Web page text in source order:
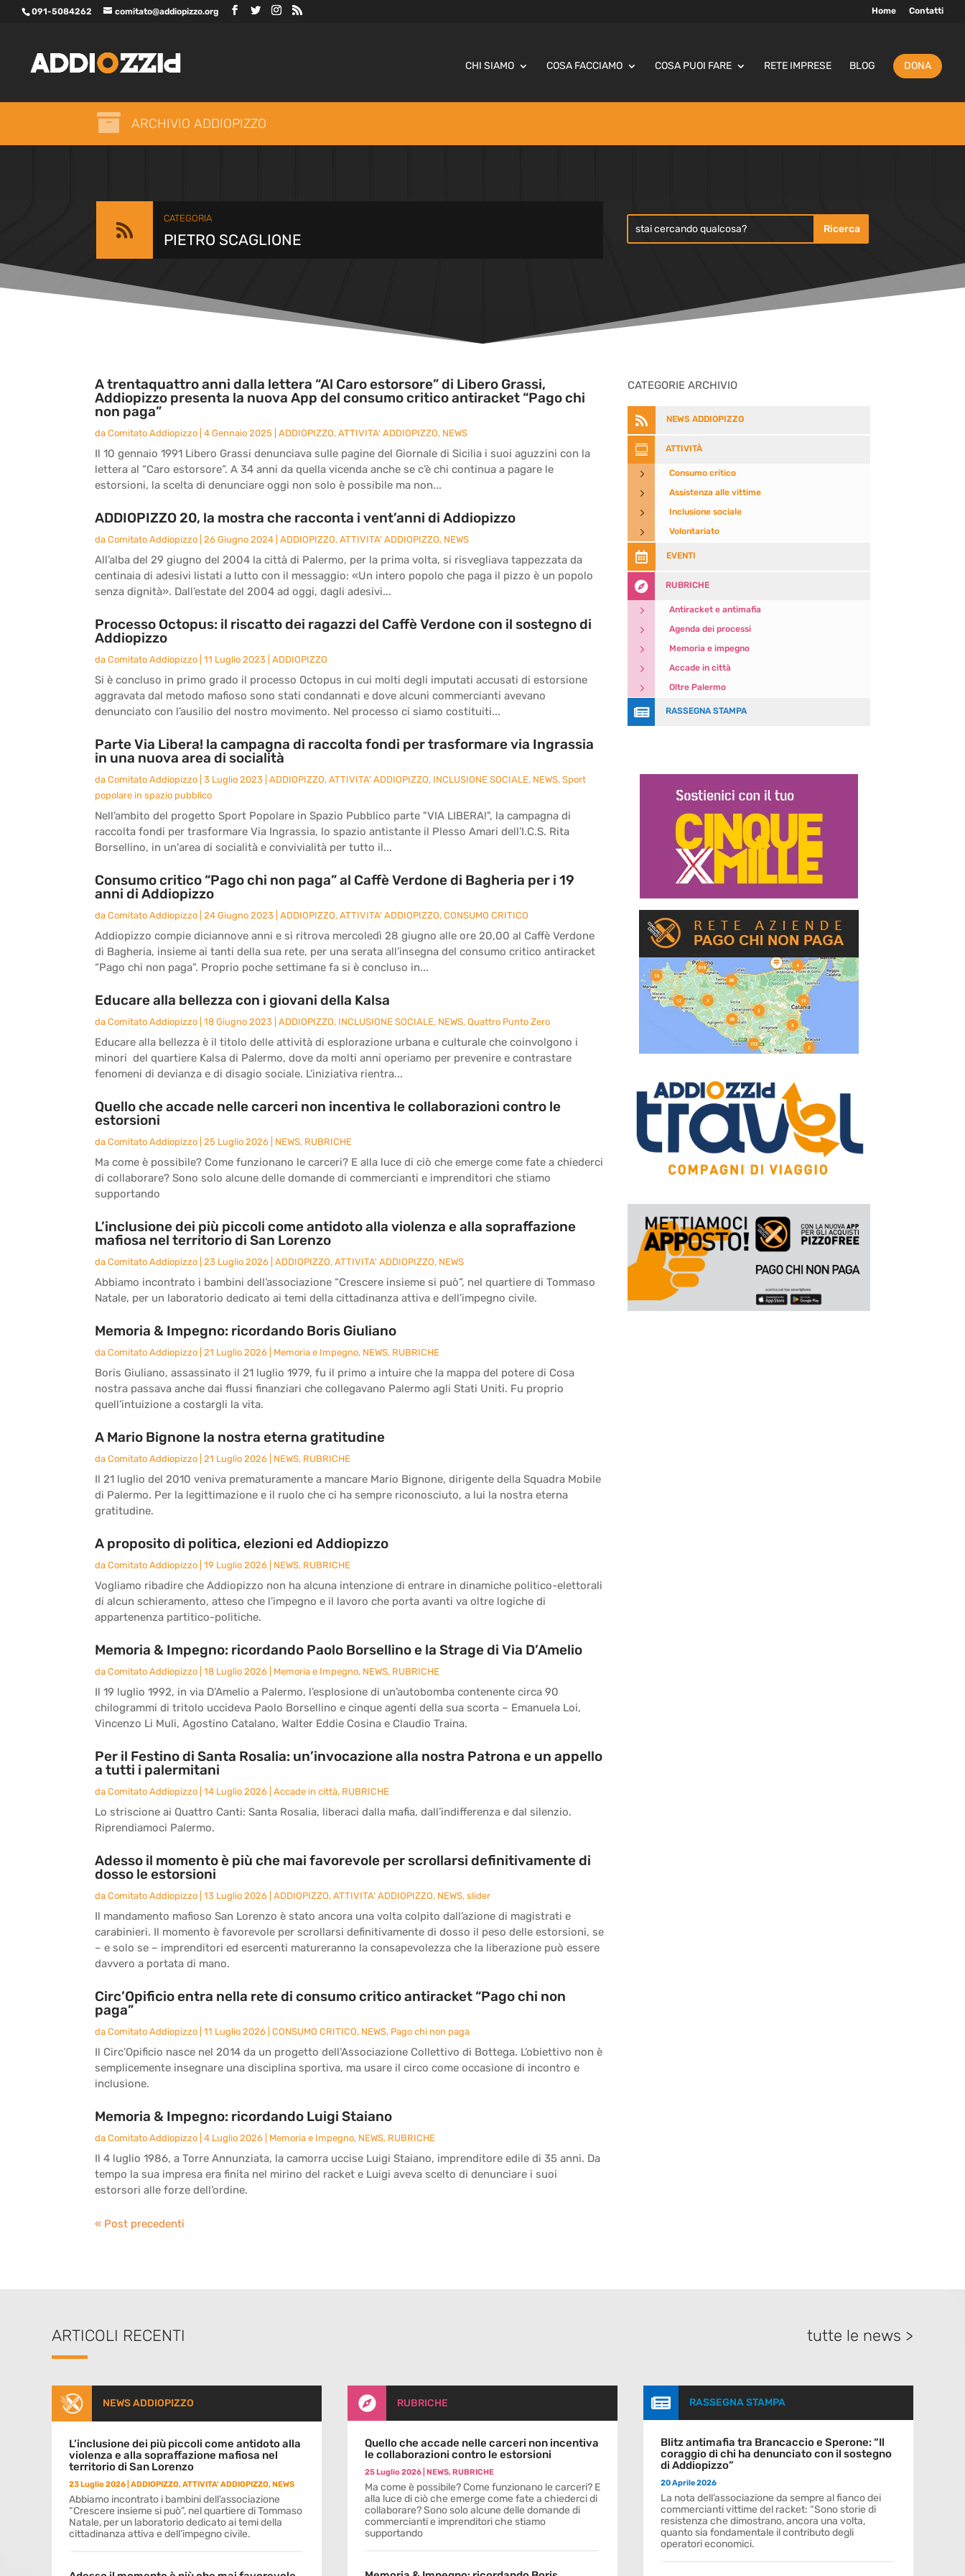
091-5084262 comitato@addiopizzo.org Home Contatti
CHI SIAMO COSA FACCIAMO COSA PUOI FARE RETE IMPRESE BLOG DONA
 ARCHIVIO ADDIOPIZZO

CATEGORIA
PIETRO SCAGLIONE
A trentaquattro anni dalla lettera “Al Caro estorsore” di Libero Grassi,
Addiopizzo presenta la nuova App del consumo critico antiracket “Pago chi
non paga”
da Comitato Addiopizzo 4 Gennaio 2025 ADDIOPIZZO, ATTIVITA' ADDIOPIZZO, NEWS
Il 10 gennaio 1991 Libero Grassi denunciava sulle pagine del Giornale di Sicilia i suoi aguzzini con la
lettera al “Caro estorsore”. A 34 anni da quella vicenda anche se c’è chi continua a pagare le
estorsioni, la scelta di denunciare oggi non solo è possibile ma non...
ADDIOPIZZO 20, la mostra che racconta i vent’anni di Addiopizzo
da Comitato Addiopizzo 26 Giugno 2024 ADDIOPIZZO, ATTIVITA' ADDIOPIZZO, NEWS
All’alba del 29 giugno del 2004 la città di Palermo, per la prima volta, si risvegliava tappezzata da
centinaia di adesivi listati a lutto con il messaggio: «Un intero popolo che paga il pizzo è un popolo
senza dignità». Dall’estate del 2004 ad oggi, dagli adesivi...
Processo Octopus: il riscatto dei ragazzi del Caffè Verdone con il sostegno di
Addiopizzo
da Comitato Addiopizzo 11 Luglio 2023 ADDIOPIZZO
Si è concluso in primo grado il processo Octopus in cui molti degli imputati accusati di estorsione
aggravata dal metodo mafioso sono stati condannati e dove alcuni commercianti avevano
denunciato con l’ausilio del nostro movimento. Nel processo ci siamo costituiti...
Parte Via Libera! la campagna di raccolta fondi per trasformare via Ingrassia
in una nuova area di socialità
da Comitato Addiopizzo 3 Luglio 2023 ADDIOPIZZO, ATTIVITA' ADDIOPIZZO, INCLUSIONE SOCIALE, NEWS, Sport
popolare in spazio pubblico
Nell’ambito del progetto Sport Popolare in Spazio Pubblico parte "VIA LIBERA!", la campagna di
raccolta fondi per trasformare Via Ingrassia, lo spazio antistante il Plesso Amari dell’I.C.S. Rita
Borsellino, in un'area di socialità e convivialità per tutto il...
Consumo critico “Pago chi non paga” al Caffè Verdone di Bagheria per i 19
anni di Addiopizzo
da Comitato Addiopizzo 24 Giugno 2023 ADDIOPIZZO, ATTIVITA' ADDIOPIZZO, CONSUMO CRITICO
Addiopizzo compie diciannove anni e si ritrova mercoledì 28 giugno alle ore 20,00 al Caffè Verdone
di Bagheria, insieme ai tanti della sua rete, per una serata all’insegna del consumo critico antiracket
“Pago chi non paga”. Proprio poche settimane fa si è concluso in...
Educare alla bellezza con i giovani della Kalsa
da Comitato Addiopizzo 18 Giugno 2023 ADDIOPIZZO, INCLUSIONE SOCIALE, NEWS, Quattro Punto Zero
Educare alla bellezza è il titolo delle attività di esplorazione urbana e culturale che coinvolgono i
minori del quartiere Kalsa di Palermo, dove da molti anni operiamo per prevenire e contrastare
fenomeni di devianza e di disagio sociale. L’iniziativa rientra...
Quello che accade nelle carceri non incentiva le collaborazioni contro le
estorsioni
da Comitato Addiopizzo 25 Luglio 2026 NEWS, RUBRICHE
Ma come è possibile? Come funzionano le carceri? E alla luce di ciò che emerge come fate a chiederci
di collaborare? Sono solo alcune delle domande di commercianti e imprenditori che stiamo
supportando
L’inclusione dei più piccoli come antidoto alla violenza e alla sopraffazione
mafiosa nel territorio di San Lorenzo
da Comitato Addiopizzo 23 Luglio 2026 ADDIOPIZZO, ATTIVITA' ADDIOPIZZO, NEWS
Abbiamo incontrato i bambini dell’associazione “Crescere insieme si può”, nel quartiere di Tommaso
Natale, per un laboratorio dedicato ai temi della cittadinanza attiva e dell’impegno civile.
Memoria & Impegno: ricordando Boris Giuliano
da Comitato Addiopizzo 21 Luglio 2026 Memoria e Impegno, NEWS, RUBRICHE
Boris Giuliano, assassinato il 21 luglio 1979, fu il primo a intuire che la mappa del potere di Cosa
nostra passava anche dai flussi finanziari che collegavano Palermo agli Stati Uniti. Fu proprio
quell’intuizione a costargli la vita.
A Mario Bignone la nostra eterna gratitudine
da Comitato Addiopizzo 21 Luglio 2026 NEWS, RUBRICHE
Il 21 luglio del 2010 veniva prematuramente a mancare Mario Bignone, dirigente della Squadra Mobile
di Palermo. Per la legittimazione e il ruolo che ci ha sempre riconosciuto, a lui la nostra eterna
gratitudine.
A proposito di politica, elezioni ed Addiopizzo
da Comitato Addiopizzo 19 Luglio 2026 NEWS, RUBRICHE
Vogliamo ribadire che Addiopizzo non ha alcuna intenzione di entrare in dinamiche politico-elettorali
di alcun schieramento, atteso che l’impegno e il lavoro che porta avanti va oltre logiche di
appartenenza partitico-politiche.
Memoria & Impegno: ricordando Paolo Borsellino e la Strage di Via D’Amelio
da Comitato Addiopizzo 18 Luglio 2026 Memoria e Impegno, NEWS, RUBRICHE
Il 19 luglio 1992, in via D’Amelio a Palermo, l’esplosione di un’autobomba contenente circa 90
chilogrammi di tritolo uccideva Paolo Borsellino e cinque agenti della sua scorta – Emanuela Loi,
Vincenzo Li Muli, Agostino Catalano, Walter Eddie Cosina e Claudio Traina.
Per il Festino di Santa Rosalia: un’invocazione alla nostra Patrona e un appello
a tutti i palermitani
da Comitato Addiopizzo 14 Luglio 2026 Accade in città, RUBRICHE
Lo striscione ai Quattro Canti: Santa Rosalia, liberaci dalla mafia, dall’indifferenza e dal silenzio.
Riprendiamoci Palermo.
Adesso il momento è più che mai favorevole per scrollarsi definitivamente di
dosso le estorsioni
da Comitato Addiopizzo 13 Luglio 2026 ADDIOPIZZO, ATTIVITA' ADDIOPIZZO, NEWS, slider
Il mandamento mafioso San Lorenzo è stato ancora una volta colpito dall’azione di magistrati e
carabinieri. Il momento è favorevole per scrollarsi definitivamente di dosso il peso delle estorsioni, se
– e solo se – imprenditori ed esercenti matureranno la consapevolezza che la liberazione può essere
davvero a portata di mano.
Circ’Opificio entra nella rete di consumo critico antiracket “Pago chi non
paga”
da Comitato Addiopizzo 11 Luglio 2026 CONSUMO CRITICO, NEWS, Pago chi non paga
Il Circ’Opificio nasce nel 2014 da un progetto dell’Associazione Collettivo di Bottega. L’obiettivo non è
semplicemente insegnare una disciplina sportiva, ma usare il circo come occasione di incontro e
inclusione.
Memoria & Impegno: ricordando Luigi Staiano
da Comitato Addiopizzo 4 Luglio 2026 Memoria e Impegno, NEWS, RUBRICHE
Il 4 luglio 1986, a Torre Annunziata, la camorra uccise Luigi Staiano, imprenditore edile di 35 anni. Da
tempo la sua impresa era finita nel mirino del racket e Luigi aveva scelto di denunciare i suoi
estorsori alle forze dell’ordine.
« Post precedenti
CATEGORIE ARCHIVIO
 NEWS ADDIOPIZZO
 ATTIVITÀ
5 Consumo critico
5 Assistenza alle vittime
5 Inclusione sociale
5 Volontariato
 EVENTI
 RUBRICHE
5 Antiracket e antimafia
5 Agenda dei processi
5 Memoria e impegno
5 Accade in città
5 Oltre Palermo
 RASSEGNA STAMPA
ARTICOLI RECENTI tutte le news >
NEWS ADDIOPIZZO
L’inclusione dei più piccoli come antidoto alla
violenza e alla sopraffazione mafiosa nel
territorio di San Lorenzo
23 Luglio 2026 ADDIOPIZZO,ATTIVITA' ADDIOPIZZO, NEWS
Abbiamo incontrato i bambini dell’associazione
“Crescere insieme si può”, nel quartiere di Tommaso
Natale, per un laboratorio dedicato ai temi della
cittadinanza attiva e dell’impegno civile.
 RUBRICHE
Quello che accade nelle carceri non incentiva
le collaborazioni contro le estorsioni
25 Luglio 2026| NEWS, RUBRICHE
Ma come è possibile? Come funzionano le carceri? E
alla luce di ciò che emerge come fate a chiederci di
collaborare? Sono solo alcune delle domande di
commercianti e imprenditori che stiamo
supportando
 RASSEGNA STAMPA
Blitz antimafia tra Brancaccio e Sperone: “Il
coraggio di chi ha denunciato con il sostegno
di Addiopizzo”
20 Aprile 2026
La nota dell’associazione da sempre al fianco dei
commercianti vittime del racket: “Sono storie di
resistenza che dimostrano, ancora una volta,
quanto sia fondamentale il contributo degli
operatori economici.